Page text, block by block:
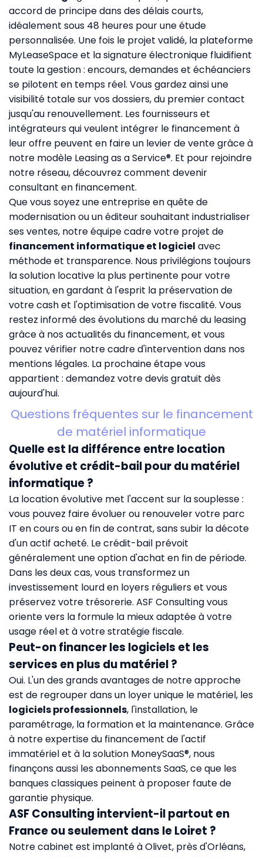
accord de principe dans des délais courts,
idéalement sous 48 heures pour une étude
personnalisée. Une fois le projet validé, la plateforme
MyLeaseSpaceet la signature électronique fluidifient
toute la gestion : encours, demandes et échéanciers
se pilotent en temps réel. Vous gardez ainsi une
visibilité totale sur vos dossiers, du premier contact
jusqu'au renouvellement. Les fournisseurs et
intégrateurs qui veulent intégrer le financement à
leur offre peuvent en faire un levier de vente grâce à
notre modèle Leasing as a Service®. Et pour rejoindre
notre réseau, découvrez comment devenir
consultant en financement.
Que vous soyez une entreprise en quête de
modernisation ou un éditeur souhaitant industrialiser
ses ventes, notre équipe cadre votre projet de
financement informatique et logiciel avec
méthode et transparence. Nous privilégions toujours
la solution locative la plus pertinente pour votre
situation, en gardant à l'esprit la préservation de
votre cash et l'optimisation de votre fiscalité. Vous
restez informé des évolutions du marché du leasing
grâce à nosactualités du financement, et vous
pouvez vérifier notre cadre d'intervention dans nos
mentions légales. La prochaine étape vous
appartient : demandez votre devis gratuit dès
aujourd'hui.
Questions fréquentes sur le financement
de matériel informatique
Quelle est la différence entre location
évolutive et crédit-bail pour du matériel
informatique ?
La location évolutive met l'accent sur la souplesse :
vous pouvez faire évoluer ou renouveler votre parc
IT en cours ou en fin de contrat, sans subir la décote
d'un actif acheté. Le crédit-bail prévoit
généralement une option d'achat en fin de période.
Dans les deux cas, vous transformez un
investissement lourd en loyers réguliers et vous
préservez votre trésorerie. ASF Consulting vous
oriente vers la formule la mieux adaptée à votre
usage réel et à votre stratégie fiscale.
Peut-on financer les logiciels et les
services en plus du matériel ?
Oui. L'un des grands avantages de notre approche
est de regrouper dans un loyer unique le matériel, les
logiciels professionnels, l'installation, le
paramétrage, la formation et la maintenance. Grâce
à notre expertise du financement de l'actif
immatériel et à la solution MoneySaaS®, nous
finançons aussi les abonnements SaaS, ce que les
banques classiques peinent à proposer faute de
garantie physique.
ASF Consulting intervient-il partout en
France ou seulement dans le Loiret ?
Notre cabinet est implanté à Olivet, près d'Orléans,